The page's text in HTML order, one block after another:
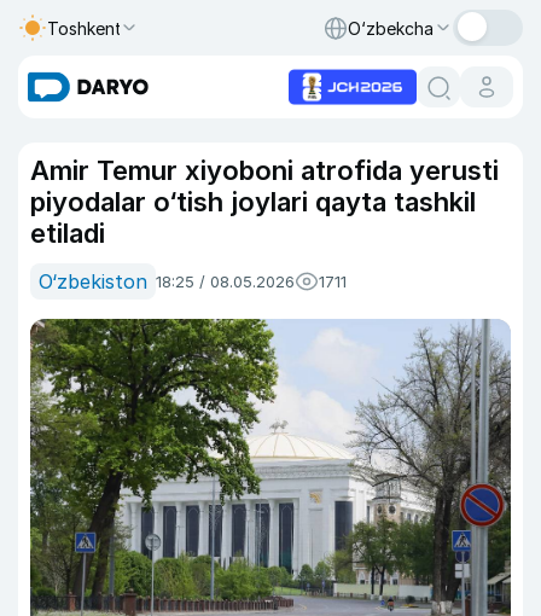
Toshkent O‘zbekcha
Amir Temur xiyoboni atrofida yerusti
piyodalar o‘tish joylari qayta tashkil
etiladi
O‘zbekiston 18:25 / 08.05.2026 1711